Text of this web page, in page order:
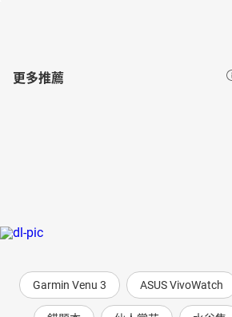
更多推薦
Garmin Venu 3 ASUS VivoWatch